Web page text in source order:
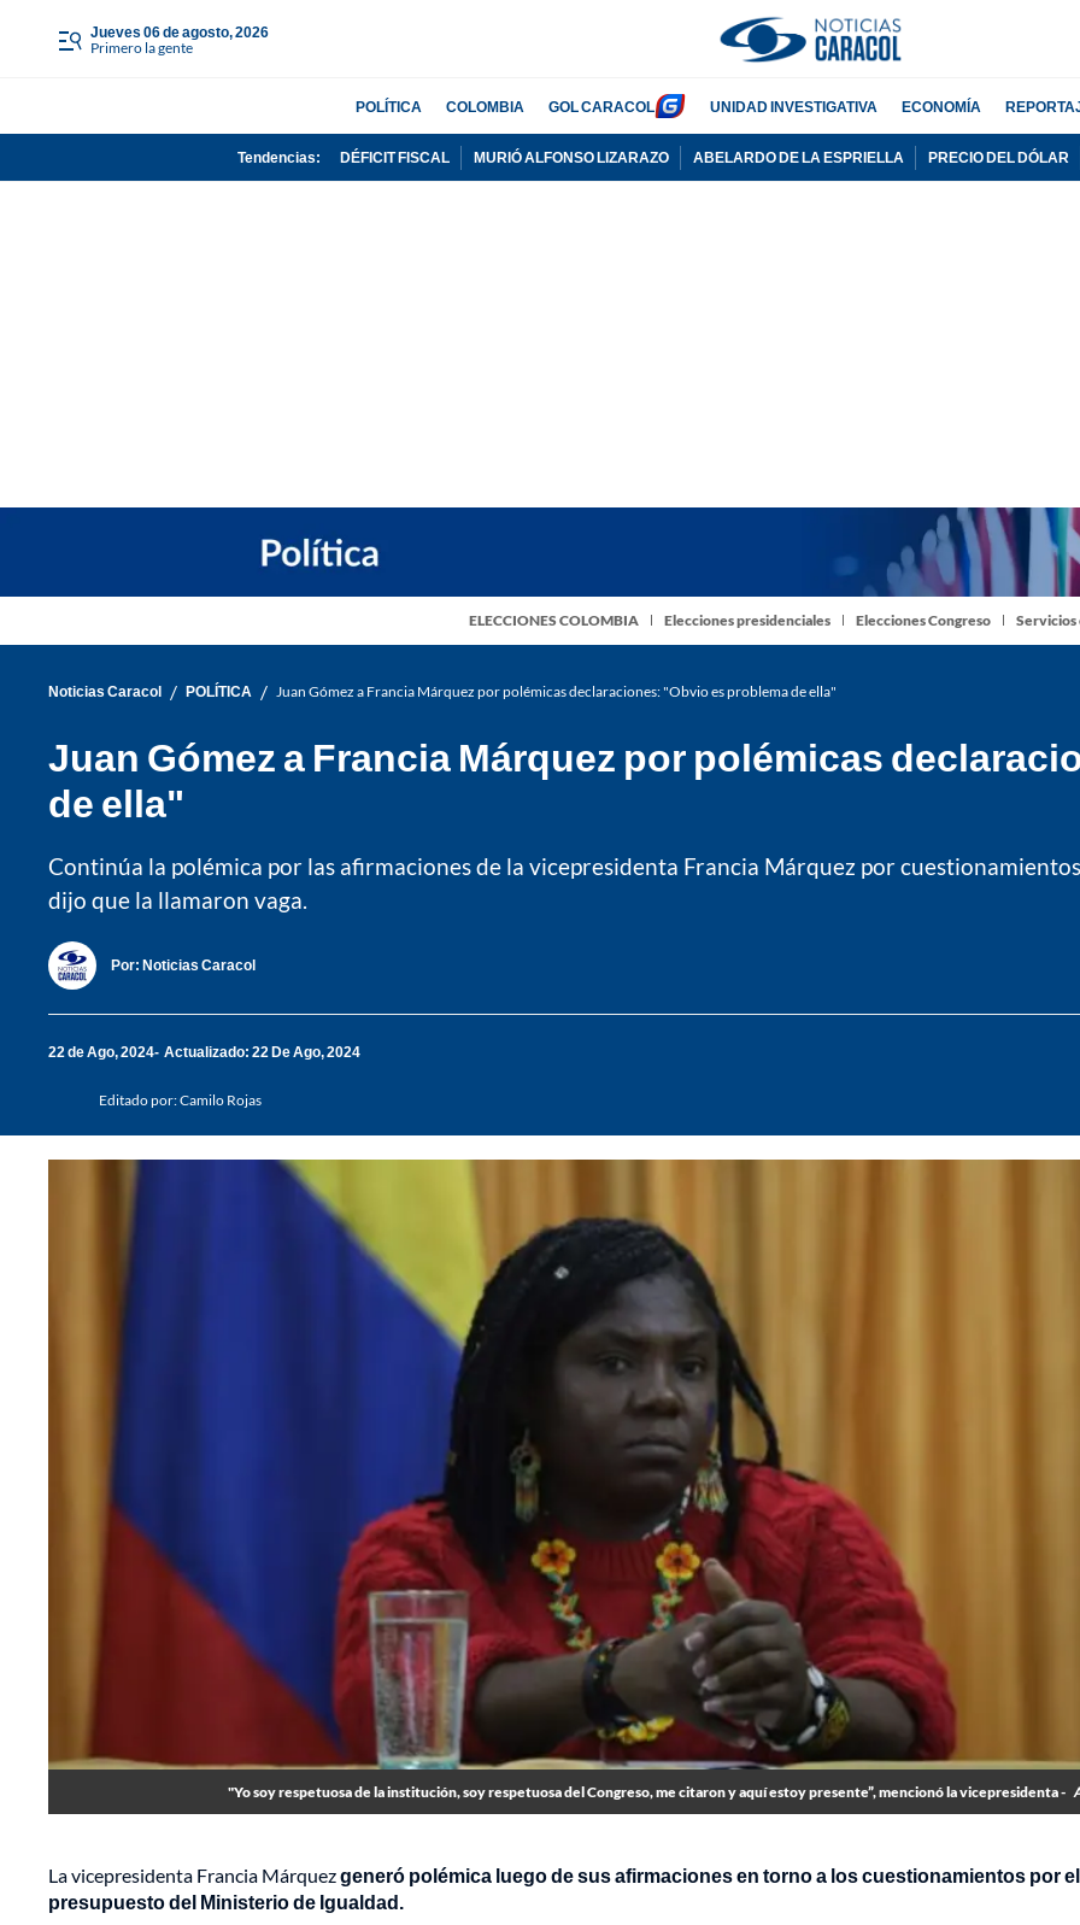
jueves 06 de agosto, 2026
Primero la gente
POLÍTICA COLOMBIA GOL CARACOL UNIDAD INVESTIGATIVA ECONOMÍA
Tendencias: DÉFICIT FISCAL MURIÓ ALFONSO LIZARAZO ABELARDO DE LA ESPRIELLA PRECIO DEL DÓLAR
ELECCIONES COLOMBIA Elecciones presidenciales Elecciones Congreso
Noticias Caracol / POLÍTICA / Juan Gómez a Francia Márquez por polémicas declaraciones: "Obvio es problema de ella"
Juan Gómez a Francia Márquez por polémicas
de ella"
Continúa la polémica por las afirmaciones de la vicepresidenta Francia Márquez por
dijo que la llamaron vaga.
Por: Noticias Caracol
22 de Ago, 2024 Actualizado: 22 De Ago, 2024
Editado por:Camilo Rojas
"Yo soy respetuosa de la institución, soy respetuosa del Congreso, me citaron y aquí estoy presente”, mencionó la vicepresidenta -
La vicepresidenta Francia Márquezgeneró polémica luego de sus afirmaciones en torno a los cuestionamientos por el
presupuesto del Ministerio de Igualdad.